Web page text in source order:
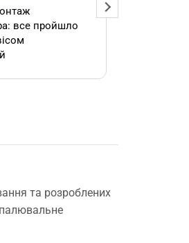
все пройшло
та розроблених